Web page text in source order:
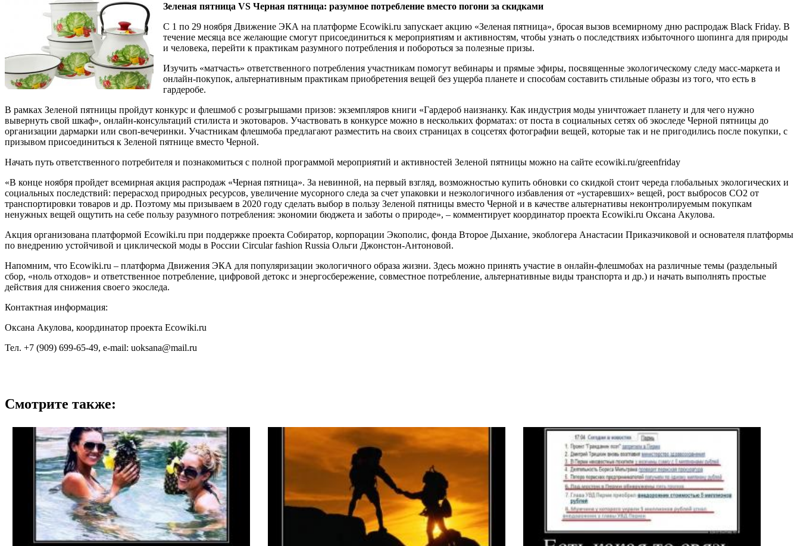
Зеленая пятница VS Черная пятница: разумное потребление вместо погони за скидками
C 1 по 29 ноября Движение ЭКА на платформе Ecowiki.ru запускает акцию «Зеленая пятница», бросая вызов всемирному дню распродаж Black Friday. В
течение месяца все желающие смогут присоединиться к мероприятиям и активностям, чтобы узнать о последствиях избыточного шопинга для природы
и человека, перейти к практикам разумного потребления и побороться за полезные призы.
Изучить «матчасть» ответственного потребления участникам помогут вебинары и прямые эфиры, посвященные экологическому следу масс-маркета и
онлайн-покупок, альтернативным практикам приобретения вещей без ущерба планете и способам составить стильные образы из того, что есть в
гардеробе.
В рамках Зеленой пятницы пройдут конкурс и флешмоб с розыгрышами призов: экземпляров книги «Гардероб наизнанку. Как индустрия моды уничтожает планету и для чего нужно
вывернуть свой шкаф», онлайн-консультаций стилиста и экотоваров. Участвовать в конкурсе можно в нескольких форматах: от поста в социальных сетях об экоследе Черной пятницы до
организации дармарки или своп-вечеринки. Участникам флешмоба предлагают разместить на своих страницах в соцсетях фотографии вещей, которые так и не пригодились после покупки, с
призывом присоединиться к Зеленой пятнице вместо Черной.
Начать путь ответственного потребителя и познакомиться с полной программой мероприятий и активностей Зеленой пятницы можно на сайте ecowiki.ru/greenfriday
«В конце ноября пройдет всемирная акция распродаж «Черная пятница». За невинной, на первый взгляд, возможностью купить обновки со скидкой стоит череда глобальных экологических и
социальных последствий: перерасход природных ресурсов, увеличение мусорного следа за счет упаковки и неэкологичного избавления от «устаревших» вещей, рост выбросов CO2 от
транспортировки товаров и др. Поэтому мы призываем в 2020 году сделать выбор в пользу Зеленой пятницы вместо Черной и в качестве альтернативы неконтролируемым покупкам
ненужных вещей ощутить на себе пользу разумного потребления: экономии бюджета и заботы о природе», – комментирует координатор проекта Ecowiki.ru Оксана Акулова.
Акция организована платформой Ecowiki.ru при поддержке проекта Собиратор, корпорации Экополис, фонда Второе Дыхание, экоблогера Анастасии Приказчиковой и основателя платформы
по внедрению устойчивой и циклической моды в России Circular fashion Russia Ольги Джонстон-Антоновой.
Напомним, что Ecowiki.ru – платформа Движения ЭКА для популяризации экологичного образа жизни. Здесь можно принять участие в онлайн-флешмобах на различные темы (раздельный
сбор, «ноль отходов» и ответственное потребление, цифровой детокс и энергосбережение, совместное потребление, альтернативные виды транспорта и др.) и начать выполнять простые
действия для снижения своего экоследа.
Контактная информация:
Оксана Акулова, координатор проекта Ecowiki.ru
Тел. +7 (909) 699-65-49, e-mail: uoksana@mail.ru
Смотрите также: